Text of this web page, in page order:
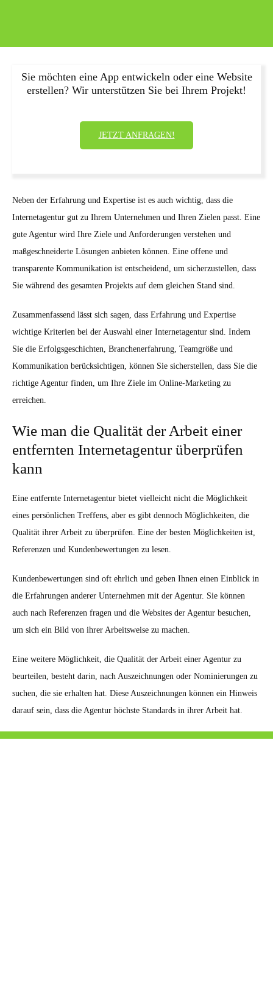
Sie möchten eine App entwickeln oder eine Website
erstellen? Wir unterstützen Sie bei Ihrem Projekt!
JETZT ANFRAGEN!
Neben der Erfahrung und Expertise ist es auch wichtig, dass die
Internetagentur gut zu Ihrem Unternehmen und Ihren Zielen passt. Eine
gute Agentur wird Ihre Ziele und Anforderungen verstehen und
maßgeschneiderte Lösungen anbieten können. Eine offene und
transparente Kommunikation ist entscheidend, um sicherzustellen, dass
Sie während des gesamten Projekts auf dem gleichen Stand sind.
Zusammenfassend lässt sich sagen, dass Erfahrung und Expertise
wichtige Kriterien bei der Auswahl einer Internetagentur sind. Indem
Sie die Erfolgsgeschichten, Branchenerfahrung, Teamgröße und
Kommunikation berücksichtigen, können Sie sicherstellen, dass Sie die
richtige Agentur finden, um Ihre Ziele im Online-Marketing zu
erreichen.
Wie man die Qualität der Arbeit einer
entfernten Internetagentur überprüfen
kann
Eine entfernte Internetagentur bietet vielleicht nicht die Möglichkeit
eines persönlichen Treffens, aber es gibt dennoch Möglichkeiten, die
Qualität ihrer Arbeit zu überprüfen. Eine der besten Möglichkeiten ist,
Referenzen und Kundenbewertungen zu lesen.
Kundenbewertungen sind oft ehrlich und geben Ihnen einen Einblick in
die Erfahrungen anderer Unternehmen mit der Agentur. Sie können
auch nach Referenzen fragen und die Websites der Agentur besuchen,
um sich ein Bild von ihrer Arbeitsweise zu machen.
Eine weitere Möglichkeit, die Qualität der Arbeit einer Agentur zu
beurteilen, besteht darin, nach Auszeichnungen oder Nominierungen zu
suchen, die sie erhalten hat. Diese Auszeichnungen können ein Hinweis
darauf sein, dass die Agentur höchste Standards in ihrer Arbeit hat.